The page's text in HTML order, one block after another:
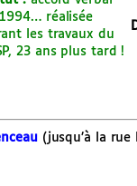
réalisée
les travaux du
23 ans plus tard !
(jusqu’à la rue